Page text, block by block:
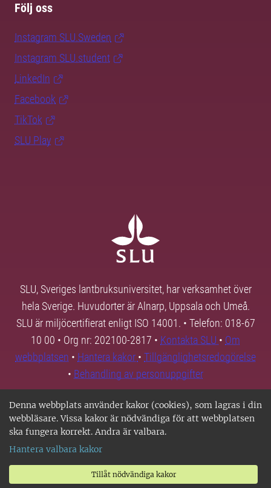
Denna webbplats använder kakor (cookies), som lagras i din
webbläsare. Vissa kakor är nödvändiga för att webbplatsen
ska fungera korrekt. Andra är valbara.
Hantera valbara kakor
Tillåt nödvändiga kakor
Följ oss
Instagram SLU.Sweden
Instagram SLU.student
LinkedIn
Facebook
TikTok
SLU Play
SLU, Sveriges lantbruksuniversitet, har verksamhet över
hela Sverige. Huvudorter är Alnarp, Uppsala och Umeå.
SLU är miljöcertifierat enligt ISO 14001. • Telefon: 018-67
10 00 • Org nr: 202100-2817 • Kontakta SLU • Om
webbplatsen • Hantera kakor • Tillgänglighetsredogörelse
• Behandling av personuppgifter